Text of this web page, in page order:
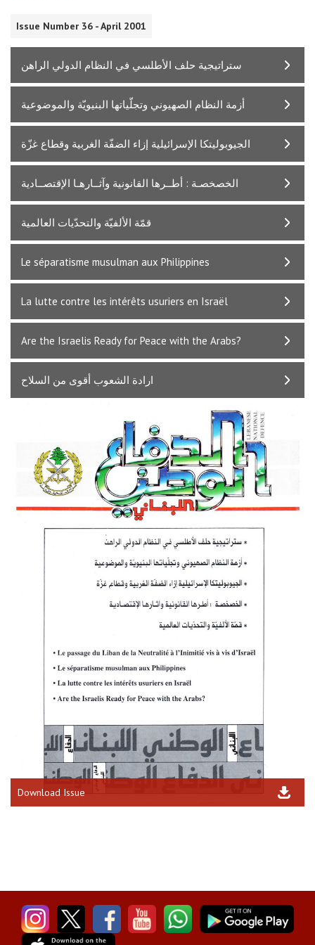
Issue Number 36 - April 2001
ستراتيجية حلف الأطلسي في النظام الدولي الراهن
أزمة النظام الصهيوني وتجلّياتها البنيويّة والموضوعية
الجيوبوليتكا الإسرائيلية إزاء الضفّة الغربية وقطاع غزّة
الخصخصـة : أطــرها القانونية وآثــارهـا الإقتصــادية
قمّة الألفيّة والتحدّيات العالمية
Le séparatisme musulman aux Philippines
La lutte contre les intérêts usuriers en Israël
Are the Israelis Ready for Peace with the Arabs?
ارادة الشعوب أقوى من السلاح
Download Issue